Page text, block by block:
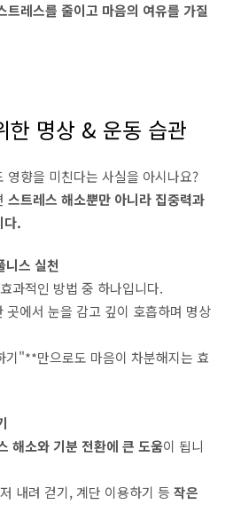
트레스를 줄이고 마음의 여유를 가질
한 명상 & 운동 습관
영향을 미친다는 사실을 아시나요?
스트레스 해소뿐만 아니라 집중력과
다.
스 실천
과적인 방법 중 하나입니다.
곳에서 눈을 감고 깊이 호흡하며 명상
"**만으로도 마음이 차분해지는 효
해소와 기분 전환에 큰 도움이 됩니
내려 걷기, 계단 이용하기 등 작은